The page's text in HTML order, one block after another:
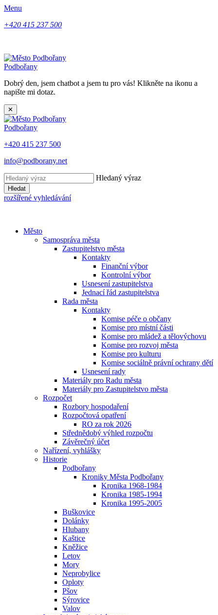
Menu
+420 415 237 500
Podbořany
Dobrý den, jsem chatbot a jsem tu pro vás! Klikněte na ikonu a
napište mi dotaz.
✕
Podbořany
+420 415 237 500
info@podborany.net
Hledaný výraz
Hledat
rozšířené vyhledávání
Město
Samospráva města
Zastupitelstvo města
Kontakty
Finanční výbor
Kontrolní výbor
Usnesení zastupitelstva
Jednací řád zastupitelstva
Rada města
Kontakty
Komise péče o občany
Komise pro místní části
Komise pro mládež a tělovýchovu
Komise pro rozvoj města
Komise pro kulturu
Komise sociálně právní ochrany dětí
Usnesení rady
Materiály pro Radu města
Materiály pro Zastupitelstvo města
Rozpočet
Rozbory hospodaření
Rozpočtová opatření
RO za rok 2026
Střednědobý výhled rozpočtu
Závěrečný účet
Nařízení, vyhlášky
Historie
Podbořany
Kroniky Města Podbořany
Kronika 1968-1984
Kronika 1985-1994
Kronika 1995-2005
Buškovice
Dolánky
Hlubany
Kaštice
Kněžice
Letov
Mory
Neprobylice
Oploty
Pšov
Sýrovice
Valov